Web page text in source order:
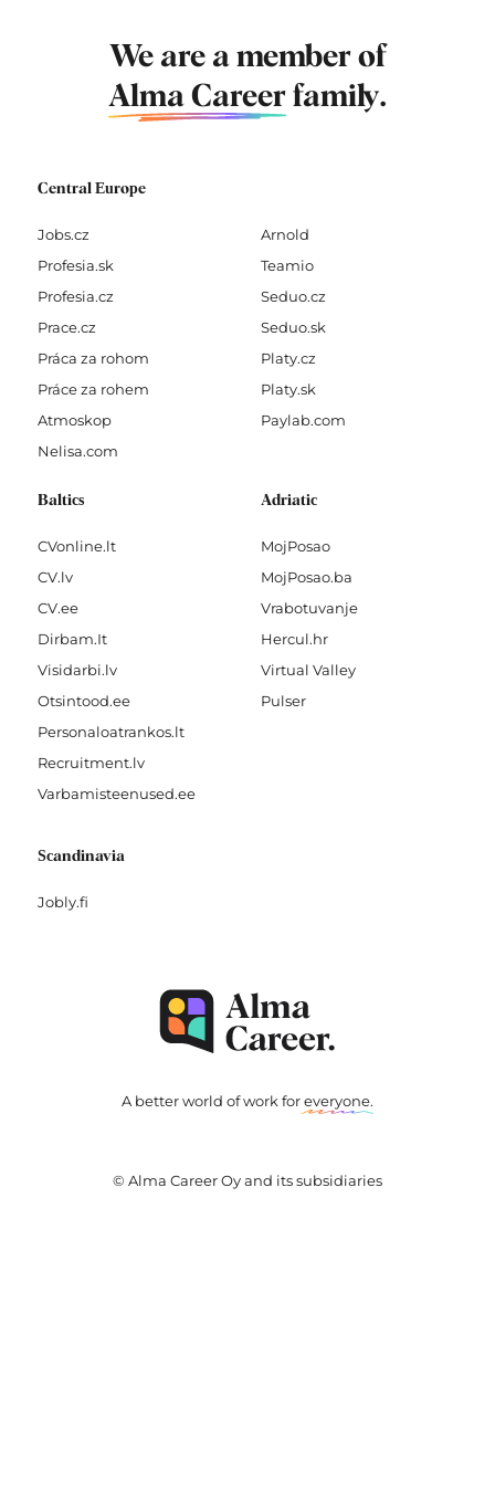
We are a member of
Alma Career family.
Central Europe
Jobs.cz
Profesia.sk
Profesia.cz
Prace.cz
Práca za rohom
Práce za rohem
Atmoskop
Nelisa.com
Arnold
Teamio
Seduo.cz
Seduo.sk
Platy.cz
Platy.sk
Paylab.com
Baltics
CVonline.lt
CV.lv
CV.ee
Dirbam.It
Visidarbi.lv
Otsintood.ee
Personaloatrankos.lt
Recruitment.lv
Varbamisteenused.ee
Adriatic
MojPosao
MojPosao.ba
Vrabotuvanje
Hercul.hr
Virtual Valley
Pulser
Scandinavia
Jobly.fi
A better world of work foreveryone.
© Alma Career Oy and its subsidiaries